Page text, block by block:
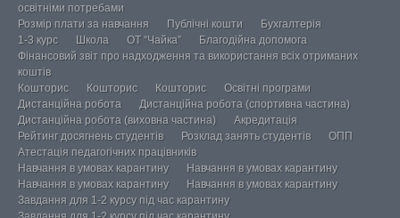
освітніми потребами
Розмір плати за навчання
Публічні кошти
Бухгалтерія
1-3 курс
Школа ОТ “Чайка”
Благодійна допомога
Фінансовий звіт про надходження та використання всіх отриманих
коштів
Кошторис
Кошторис Кошторис
Освітні програми
Дистанційна робота
Дистанційна робота (спортивна частина)
Дистанційна робота (виховна частина)
Акредитація
Рейтинг досягнень студентів
Розклад занять студентів
ОПП
Атестація педагогічних працівників
Навчання в умовах карантину
Навчання в умовах карантину
Навчання в умовах карантину
Навчання в умовах карантину
Завдання для 1-2 курсу під час карантину